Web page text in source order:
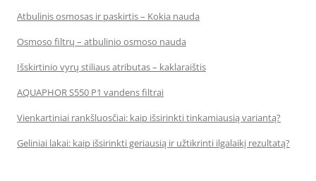
Atbulinis osmosas ir paskirtis – Kokia nauda
Osmoso filtrų – atbulinio osmoso nauda
Išskirtinio vyrų stiliaus atributas – kaklaraištis
AQUAPHOR S550 P1 vandens filtrai
Vienkartiniai rankšluosčiai: kaip išsirinkti tinkamiausią variantą?
Geliniai lakai: kaip išsirinkti geriausią ir užtikrinti ilgalaikį rezultatą?